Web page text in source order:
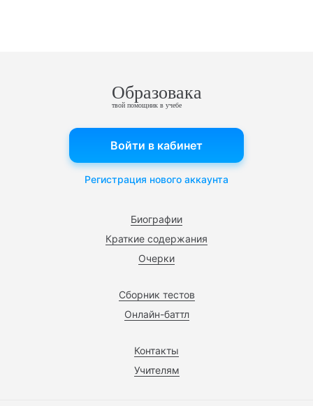
Образовака
твой помощник в учебе
Биографии
Краткие содержания
Очерки
Сборник тестов
Онлайн-баттл
Контакты
Учителям
Войти в кабинет
Регистрация нового аккаунта